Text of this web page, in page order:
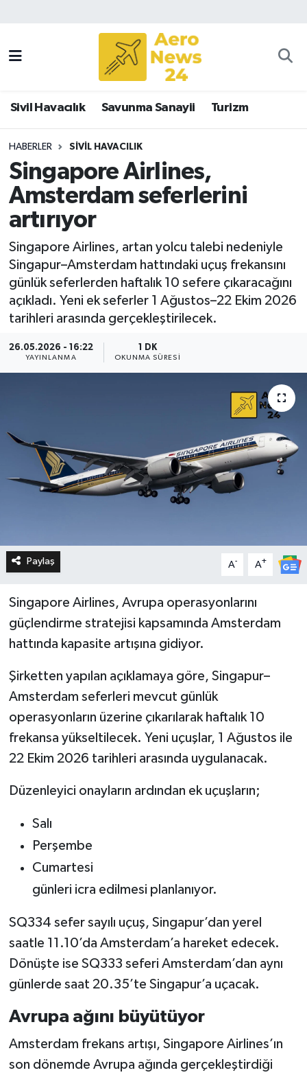
Sivil Havacılık Savunma Sanayii Turizm
HABERLER SIVIL HAVACILIK
Singapore Airlines,
Amsterdam seferlerini
artırıyor
Singapore Airlines, artan yolcu talebi nedeniyle
Singapur–Amsterdam hattındaki uçuş frekansını
günlük seferlerden haftalık 10 sefere çıkaracağını
açıkladı. Yeni ek seferler 1 Ağustos–22 Ekim 2026
tarihleri arasında gerçekleştirilecek.
26.05.2026 - 16:22
YAYINLANMA
1 DK
OKUNMA SÜRESI
Paylaş A- A+
Singapore Airlines, Avrupa operasyonlarını
güçlendirme stratejisi kapsamında Amsterdam
hattında kapasite artışına gidiyor.
Şirketten yapılan açıklamaya göre, Singapur–
Amsterdam seferleri mevcut günlük
operasyonların üzerine çıkarılarak haftalık 10
frekansa yükseltilecek. Yeni uçuşlar, 1 Ağustos ile
22 Ekim 2026 tarihleri arasında uygulanacak.
Düzenleyici onayların ardından ek uçuşların;
Salı
Perşembe
Cumartesi
günleri icra edilmesi planlanıyor.
SQ334 sefer sayılı uçuş, Singapur’dan yerel
saatle 11.10’da Amsterdam’a hareket edecek.
Dönüşte ise SQ333 seferi Amsterdam’dan aynı
günlerde saat 20.35’te Singapur’a uçacak.
Avrupa ağını büyütüyor
Amsterdam frekans artışı, Singapore Airlines’ın
son dönemde Avrupa ağında gerçekleştirdiği